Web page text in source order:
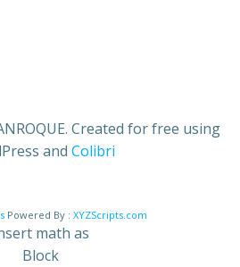
Created for free using
and Colibri
Powered By : XYZScripts.com
math as
Block